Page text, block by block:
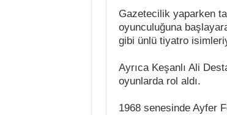
Gazetecilik yaparken
oyunculuğuna
gibi ünlü tiyatro
Ayrıca Keşanlı Ali
oyunlarda rol aldı.
1968 senesinde Ayfer